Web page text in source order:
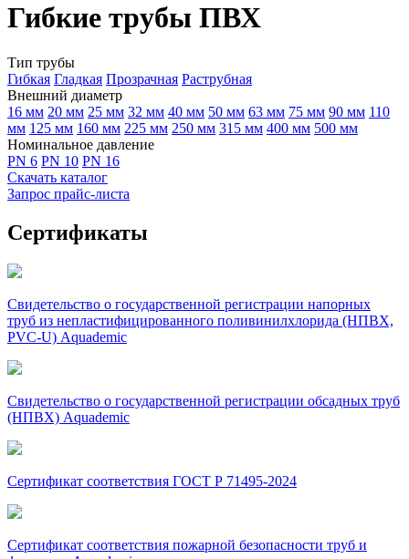
Гибкие трубы ПВХ
Тип трубы
Гибкая Гладкая Прозрачная Раструбная
Внешний диаметр
16 мм 20 мм 25 мм 32 мм 40 мм 50 мм 63 мм 75 мм 90 мм 110
мм 125 мм 160 мм 225 мм 250 мм 315 мм 400 мм 500 мм
Номинальное давление
PN 6 PN 10 PN 16
Скачать каталог
Запрос прайс-листа
Сертификаты
Свидетельство о государственной регистрации напорных
труб из непластифицированного поливинилхлорида (НПВХ,
PVC-U) Aquademic
Свидетельство о государственной регистрации обсадных труб
(НПВХ) Aquademic
Сертификат соответствия ГОСТ Р 71495-2024
Сертификат соответствия пожарной безопасности труб и